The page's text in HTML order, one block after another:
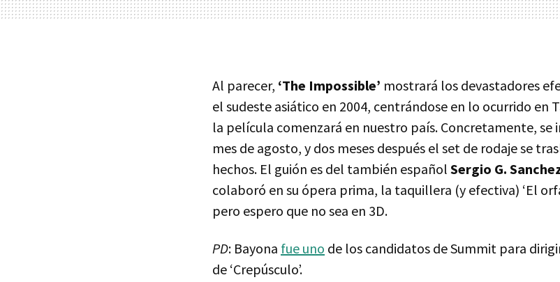
Al parecer, ‘The Impossible’ mostrará los devastadores
el sudeste asiático en 2004, centrándose en lo ocurrido en
la película comenzará en nuestro país. Concretamente, se
mes de agosto, y dos meses después el set de rodaje se
hechos. El guión es del también español Sergio G.
colaboró en su ópera prima, la taquillera (y efectiva) ‘El
pero espero que no sea en 3D.
PD: Bayona fue uno de los candidatos de Summit para
de ‘Crepúsculo’.